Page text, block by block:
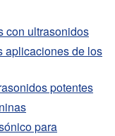
con ultrasonidos
aplicaciones de los
potentes
para